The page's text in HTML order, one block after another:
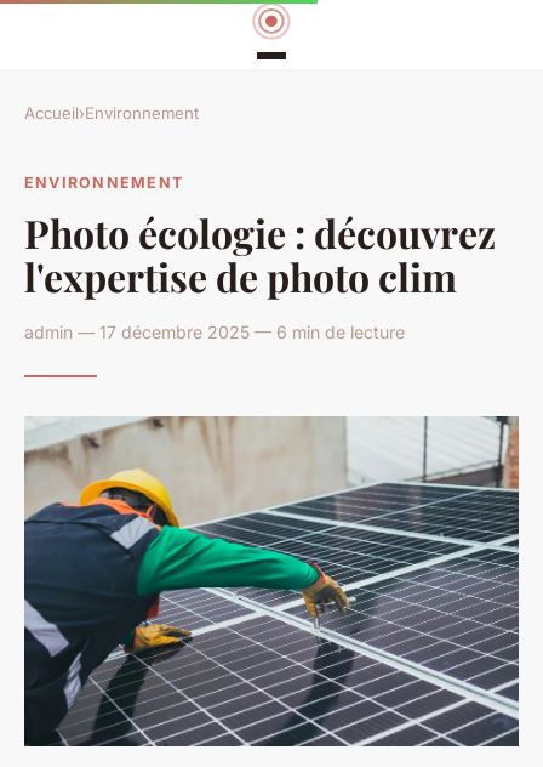
Accueil›Environnement
ENVIRONNEMENT
Photo écologie : découvrez
l'expertise de photo clim
admin — 17 décembre 2025 — 6 min de lecture